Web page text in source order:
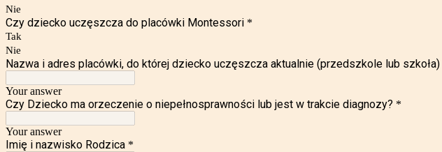
Nie
Czy dziecko uczęszcza do placówki Montessori *
Tak
Nie
Nazwa i adres placówki, do której dziecko uczęszcza aktualnie (przedszkole lub szkoła)
Your answer
Czy Dziecko ma orzeczenie o niepełnosprawności lub jest w trakcie diagnozy? *
Your answer
Imię i nazwisko Rodzica *